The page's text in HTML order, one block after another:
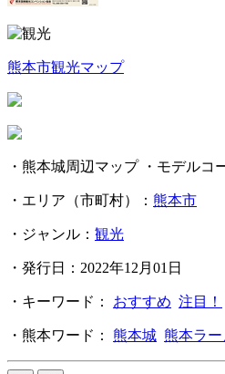
熊本市観光マップ
・熊本城周辺マップ ・モデルコ
・エリア（市町村）： 熊本市
・ジャンル： 観光
・発行日：2022年12月01日
・キーワード： おすすめ 注目！
・熊本ワード： 熊本城 熊本ラー